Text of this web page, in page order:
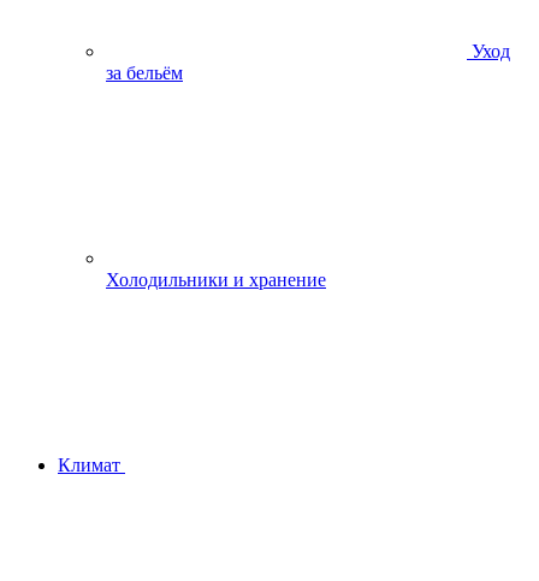
Уход
за бельём
Холодильники и хранение
Климат